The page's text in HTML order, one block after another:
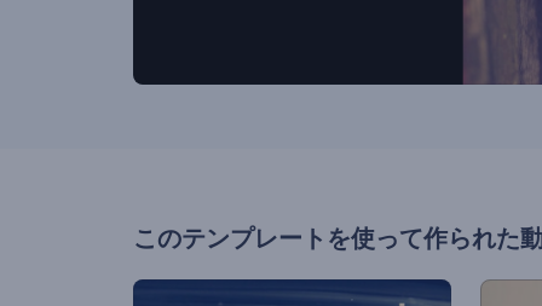
このテンプレートを使って作られた